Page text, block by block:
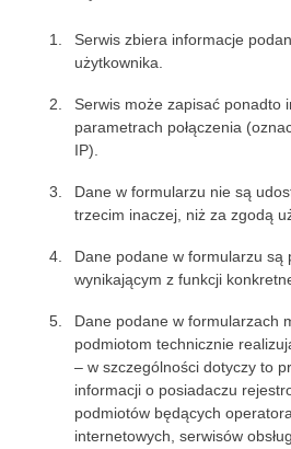
Serwis zbiera informacje
użytkownika.
Serwis może zapisać ponadto
parametrach połączenia
IP).
Dane w formularzu nie są
trzecim inaczej, niż za zgodą
Dane podane w formularzu są
wynikającym z funkcji
Dane podane w formularzach
podmiotom technicznie
– w szczególności dotyczy to
informacji o posiadaczu
podmiotów będących
internetowych, serwisów